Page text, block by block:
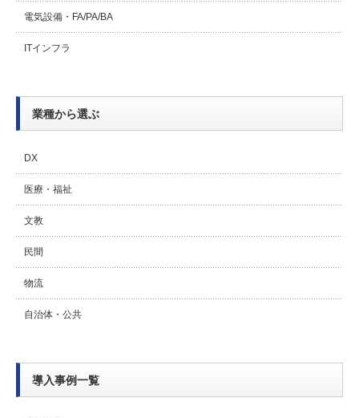
電気設備・FA/PA/BA
ITインフラ
業種から選ぶ
DX
医療・福祉
文教
民間
物流
自治体・公共
導入事例一覧